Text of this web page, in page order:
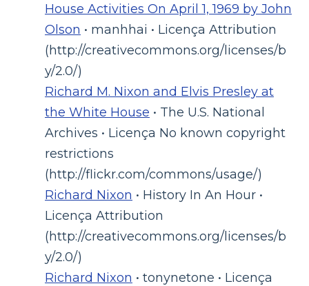
House Activities On April 1, 1969 by John
Olson • manhhai • Licença Attribution
(http://creativecommons.org/licenses/b
y/2.0/)
Richard M. Nixon and Elvis Presley at
the White House • The U.S. National
Archives • Licença No known copyright
restrictions
(http://flickr.com/commons/usage/)
Richard Nixon • History In An Hour •
Licença Attribution
(http://creativecommons.org/licenses/b
y/2.0/)
Richard Nixon • tonynetone • Licença